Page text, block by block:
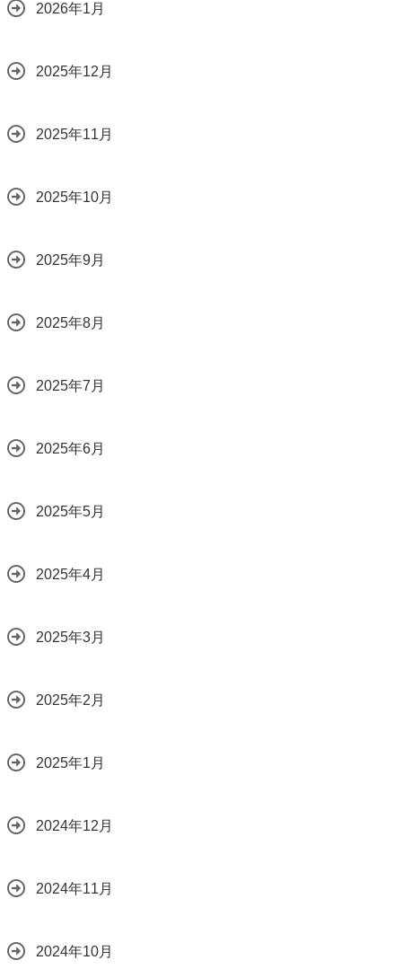
2026年1月
2025年12月
2025年11月
2025年10月
2025年9月
2025年8月
2025年7月
2025年6月
2025年5月
2025年4月
2025年3月
2025年2月
2025年1月
2024年12月
2024年11月
2024年10月